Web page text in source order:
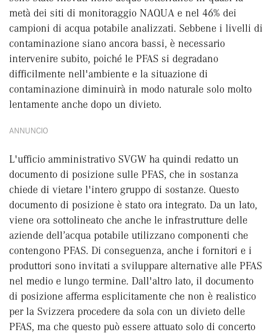
metà dei siti di monitoraggio NAQUA e nel 46% dei
campioni di acqua potabile analizzati. Sebbene i livelli di
contaminazione siano ancora bassi, è necessario
intervenire subito, poiché le PFAS si degradano
difficilmente nell'ambiente e la situazione di
contaminazione diminuirà in modo naturale solo molto
lentamente anche dopo un divieto.
ANNUNCIO
L'ufficio amministrativo SVGW ha quindi redatto un
documento di posizione sulle PFAS, che in sostanza
chiede di vietare l'intero gruppo di sostanze. Questo
documento di posizione è stato ora integrato. Da un lato,
viene ora sottolineato che anche le infrastrutture delle
aziende dell’acqua potabile utilizzano componenti che
contengono PFAS. Di conseguenza, anche i fornitori e i
produttori sono invitati a sviluppare alternative alle PFAS
nel medio e lungo termine. Dall'altro lato, il documento
di posizione afferma esplicitamente che non è realistico
per la Svizzera procedere da sola con un divieto delle
PFAS, ma che questo può essere attuato solo di concerto